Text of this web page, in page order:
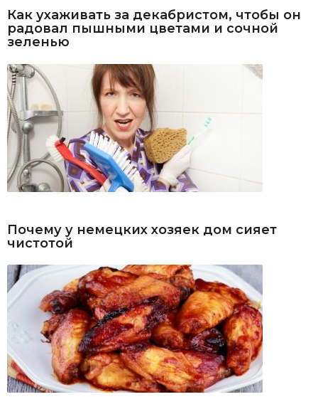
Как ухаживать за декабристом, чтобы он
радовал пышными цветами и сочной
зеленью
Почему у немецких хозяек дом сияет
чистотой